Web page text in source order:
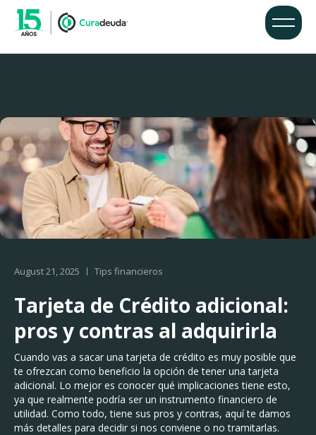
August 21, 2025 Tips financieros
Tarjeta de Crédito adicional:
pros y contras al adquirirla
Cuando vas a sacar una tarjeta de crédito es muy posible que
te ofrezcan como beneficio la opción de tener una tarjeta
adicional. Lo mejor es conocer qué implicaciones tiene esto,
ya que realmente podría ser un instrumento financiero de
utilidad. Como todo, tiene sus pros y contras, aquí te damos
más detalles para decidir si nos conviene o no tramitarlas.